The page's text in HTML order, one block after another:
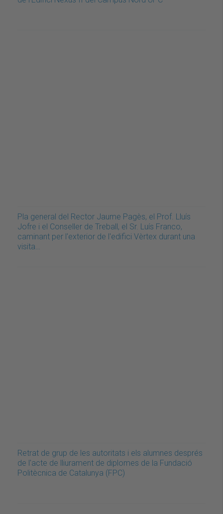
Pla general del Rector Jaume Pagès, el Prof. Lluís
Jofre i el Conseller de Treball, el Sr. Luís Franco,
caminant per l'exterior de l'edifici Vèrtex durant una
visita…
Retrat de grup de les autoritats i els alumnes després
de l'acte de lliurament de diplomes de la Fundació
Politècnica de Catalunya (FPC)